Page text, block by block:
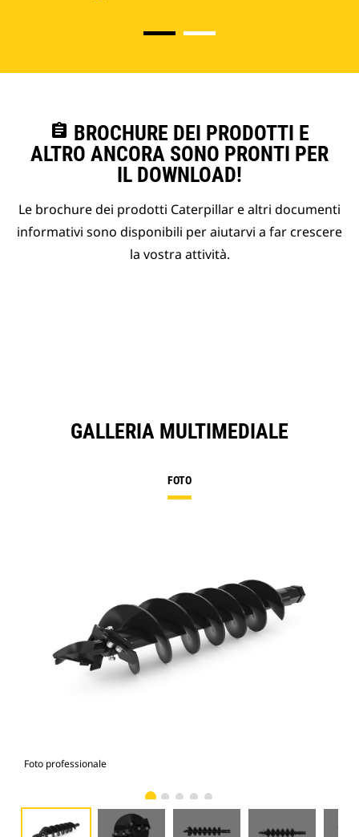
assignment BROCHURE DEI PRODOTTI E
ALTRO ANCORA SONO PRONTI PER
IL DOWNLOAD!
Le brochure dei prodotti Caterpillar e altri documenti
informativi sono disponibili per aiutarvi a far crescere
la vostra attività.
GALLERIA MULTIMEDIALE
FOTO
Foto professionale